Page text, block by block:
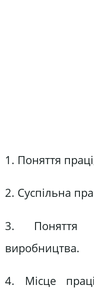
1. Поняття
2. Суспільна
3. Поняття
виробництва.
4. Місце